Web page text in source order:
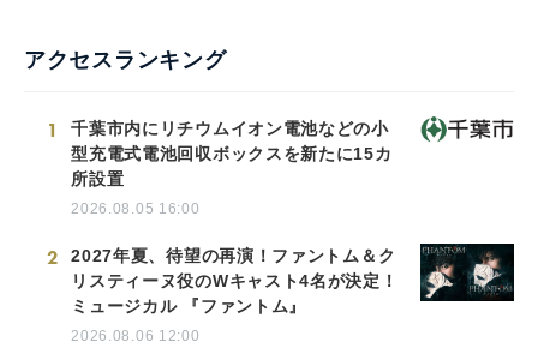
アクセスランキング
1
千葉市内にリチウムイオン電池などの小
型充電式電池回収ボックスを新たに15カ
所設置
2026.08.05 16:00
2
2027年夏、待望の再演！ファントム＆ク
リスティーヌ役のWキャスト4名が決定！
ミュージカル 『ファントム』
2026.08.06 12:00